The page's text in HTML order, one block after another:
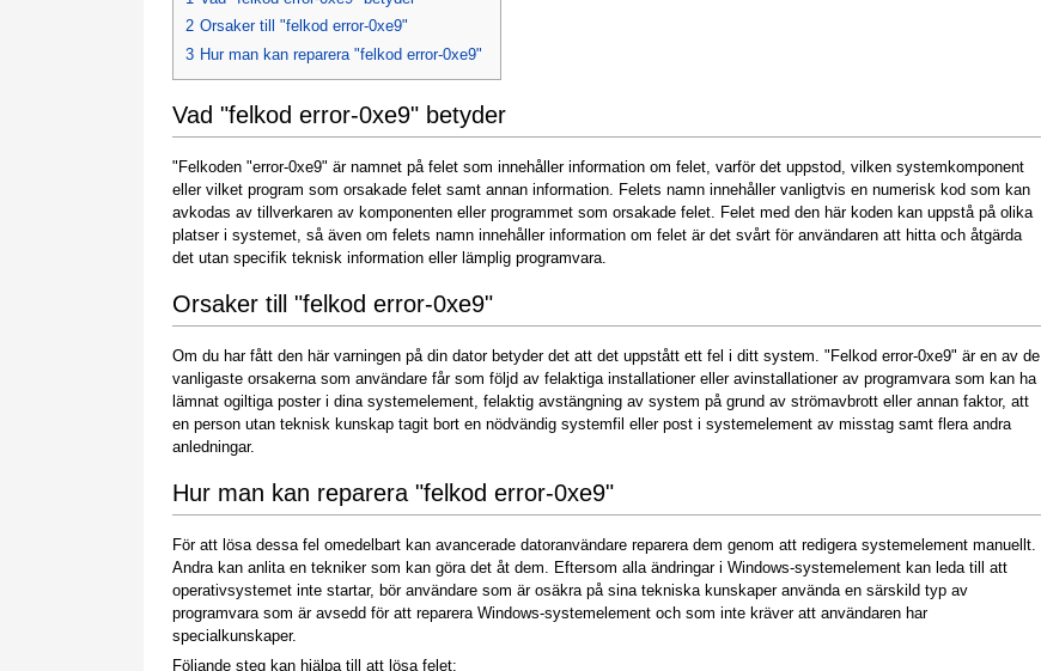
2 Orsaker till "felkod error-0xe9"
3 Hur man kan reparera "felkod error-0xe9"
Vad "felkod error-0xe9" betyder
"Felkoden "error-0xe9" är namnet på felet som innehåller information om felet, varför det uppstod, vilken systemkomponent
eller vilket program som orsakade felet samt annan information. Felets namn innehåller vanligtvis en numerisk kod som kan
avkodas av tillverkaren av komponenten eller programmet som orsakade felet. Felet med den här koden kan uppstå på olika
platser i systemet, så även om felets namn innehåller information om felet är det svårt för användaren att hitta och åtgärda
det utan specifik teknisk information eller lämplig programvara.
Orsaker till "felkod error-0xe9"
Om du har fått den här varningen på din dator betyder det att det uppstått ett fel i ditt system. "Felkod error-0xe9" är en av de
vanligaste orsakerna som användare får som följd av felaktiga installationer eller avinstallationer av programvara som kan ha
lämnat ogiltiga poster i dina systemelement, felaktig avstängning av system på grund av strömavbrott eller annan faktor, att
en person utan teknisk kunskap tagit bort en nödvändig systemfil eller post i systemelement av misstag samt flera andra
anledningar.
Hur man kan reparera "felkod error-0xe9"
För att lösa dessa fel omedelbart kan avancerade datoranvändare reparera dem genom att redigera systemelement manuellt.
Andra kan anlita en tekniker som kan göra det åt dem. Eftersom alla ändringar i Windows-systemelement kan leda till att
operativsystemet inte startar, bör användare som är osäkra på sina tekniska kunskaper använda en särskild typ av
programvara som är avsedd för att reparera Windows-systemelement och som inte kräver att användaren har
specialkunskaper.
Följande steg kan hjälpa till att lösa felet: